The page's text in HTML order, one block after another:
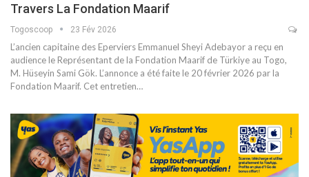
Travers La Fondation Maarif
Togoscoop 23 Fév 2026
L’ancien capitaine des Eperviers Emmanuel Sheyi Adebayor a reçu en
audience le Représentant de la Fondation Maarif de Türkiye au Togo,
M. Hüseyin Sami Gök. L’annonce a été faite le 20 février 2026 par la
Fondation Maarif. Cet entretien…